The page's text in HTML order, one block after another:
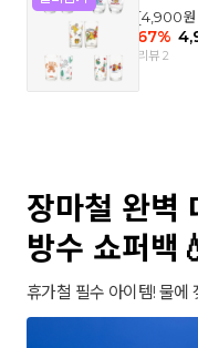
[4,900원
67%
리뷰 2
장마철 완벽
방수 쇼퍼백
휴가철 필수 아이템! 물에